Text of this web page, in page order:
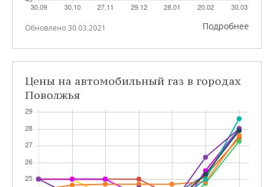
Обновлено 30.03.2021 Подробнее
Цены на автомобильный газ в городах
Поволжья